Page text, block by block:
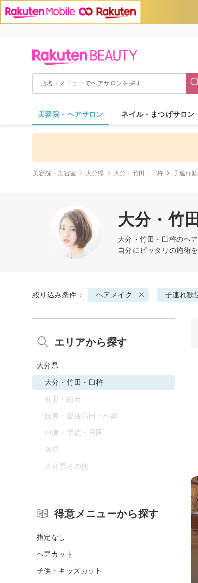
美容院・ヘアサロン ネイル・まつげサロン
美容院・美容室 大分県 大分・竹田・臼杵 子連れ
大分・竹
大分・竹田・臼杵のヘ
自分にピッタリの施術
絞り込み条件： ヘアメイク 子連れ歓
エリアから探す
大分県
大分・竹田・臼杵
別府・由布
国東・豊後高田・杵築
中津・宇佐・日田
佐伯
大分県その他
得意メニューから探す
指定なし
ヘアカット
子供・キッズカット